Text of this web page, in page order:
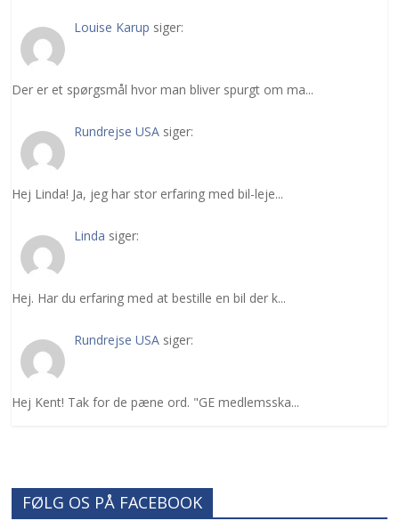
Louise Karup siger:
Der er et spørgsmål hvor man bliver spurgt om ma...
Rundrejse USA siger:
Hej Linda! Ja, jeg har stor erfaring med bil-leje...
Linda siger:
Hej. Har du erfaring med at bestille en bil der k...
Rundrejse USA siger:
Hej Kent! Tak for de pæne ord. "GE medlemsska...
FØLG OS PÅ FACEBOOK